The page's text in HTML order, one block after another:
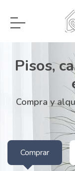
Pisos,
Compra y
Comprar